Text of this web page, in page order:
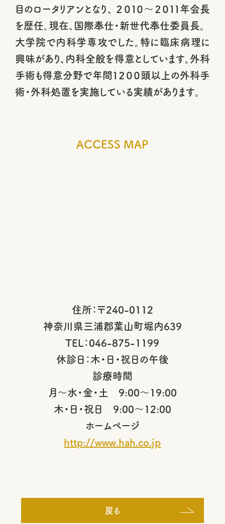
目のロータリアンとなり、 ２０１０～２０１１年会長
を歴任。現在、国際奉仕・新世代奉仕委員長。
大学院で内科学専攻でした。特に臨床病理に
興味があり、内科全般を得意としています。外科
手術も得意分野で年間１２００頭以上の外科手
術・外科処置を実施している実績があります。
ACCESS MAP
住所：〒240-0112
神奈川県三浦郡葉山町堀内639
TEL：046-875-1199
休診日：木・日・祝日の午後
診療時間
月～水・金・土 9:00～19:00
木・日・祝日 9:00～12:00
ホームページ
http://www.hah.co.jp
戻る